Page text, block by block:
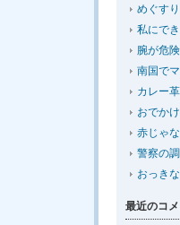
めぐすり
私にで
腕が危険
南国で
カレー
おでか
赤じゃ
警察の
おっき
最近のコメ